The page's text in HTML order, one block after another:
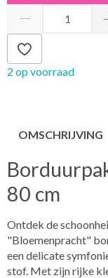
2 op voorraad
OMSCHRIJVING
80 cm
Ontdek de
"Bloemenpracht"
een delicate
stof. Met zijn rijke